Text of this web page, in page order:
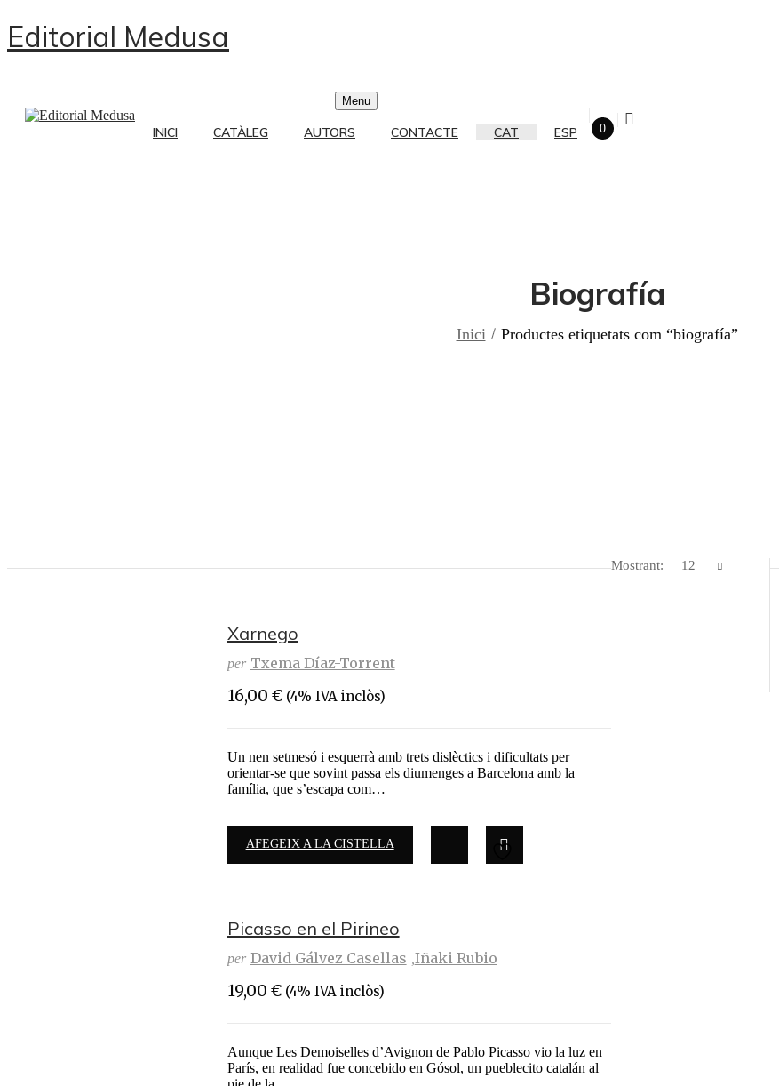
Editorial Medusa
Menu
INICI CATÀLEG AUTORS CONTACTE CAT ESP 0
Biografía
Inici Productes etiquetats com “biografía”
Mostrant: 12
Xarnego
per Txema Díaz-Torrent
16,00 € (4% IVA inclòs)
Un nen setmesó i esquerrà amb trets dislèctics i dificultats per
orientar-se que sovint passa els diumenges a Barcelona amb la
família, que s’escapa com…
AFEGEIX A LA CISTELLA
Picasso en el Pirineo
per David Gálvez Casellas Iñaki Rubio
19,00 € (4% IVA inclòs)
Aunque Les Demoiselles d’Avignon de Pablo Picasso vio la luz en
París, en realidad fue concebido en Gósol, un pueblecito catalán al